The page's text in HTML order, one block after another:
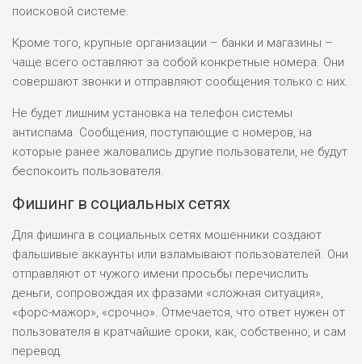
поисковой системе.
Кроме того, крупные организации – банки и магазины –
чаще всего оставляют за собой конкретные номера. Они
совершают звонки и отправляют сообщения только с них.
Не будет лишним установка на телефон системы
антиспама. Сообщения, поступающие с номеров, на
которые ранее жаловались другие пользователи, не будут
беспокоить пользователя.
Фишинг в социальных сетях
Для фишинга в социальных сетях мошенники создают
фальшивые аккаунты или взламывают пользователей. Они
отправляют от чужого имени просьбы перечислить
деньги, сопровождая их фразами «сложная ситуация»,
«форс-мажор», «срочно». Отмечается, что ответ нужен от
пользователя в кратчайшие сроки, как, собственно, и сам
перевод.